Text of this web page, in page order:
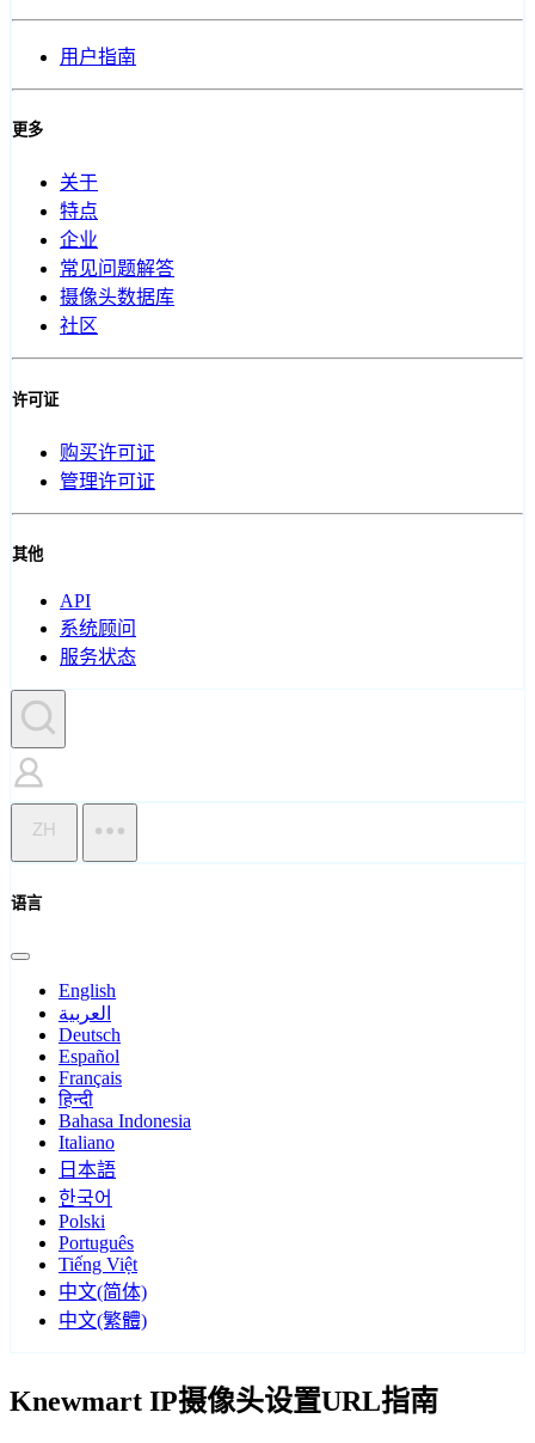
用户指南
更多
关于
特点
企业
常见问题解答
摄像头数据库
社区
许可证
购买许可证
管理许可证
其他
API
系统顾问
服务状态
ZH
语言
English
العربية
Deutsch
Español
Français
हिन्दी
Bahasa Indonesia
Italiano
日本語
한국어
Polski
Português
Tiếng Việt
中文(简体)
中文(繁體)
Knewmart IP摄像头设置URL指南